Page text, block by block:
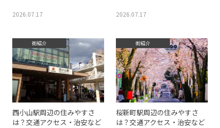
2026.07.17 2026.07.17
街紹介
西小山駅周辺の住みやすさ
は？交通アクセス・治安など
街紹介
桜新町駅周辺の住みやすさ
は？交通アクセス・治安など